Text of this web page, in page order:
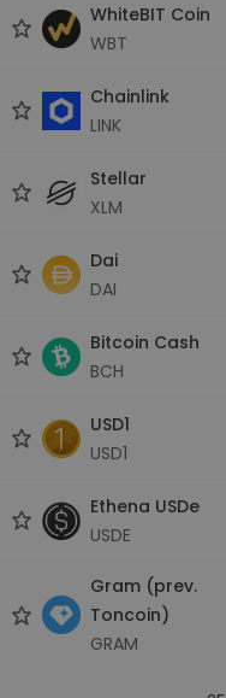
WhiteBIT Coin
WBT
Chainlink
LINK
Stellar
XLM
Dai
DAI
Bitcoin Cash
BCH
USD1
USD1
Ethena USDe
USDE
Gram (prev.
Toncoin)
GRAM